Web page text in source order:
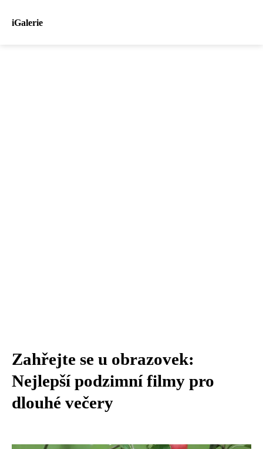
iGalerie
Zahřejte se u obrazovek:
Nejlepší podzimní filmy pro
dlouhé večery